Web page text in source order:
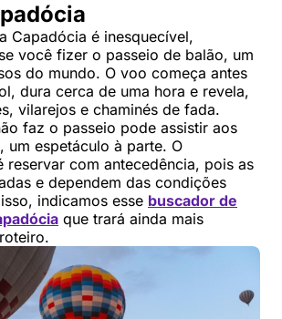
Capadócia é inesquecível,
você fizer o passeio de balão, um
do mundo. O voo começa antes
dura cerca de uma hora e revela,
vilarejos e chaminés de fada.
faz o passeio pode assistir aos
um espetáculo à parte. O
reservar com antecedência, pois as
e dependem das condições
indicamos esse buscador de
que trará ainda mais